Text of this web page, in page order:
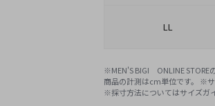
LL
※MEN'S BIGI ONLINE STORE
商品の計測はcm単位です。 ※
※採寸方法についてはサイズガ